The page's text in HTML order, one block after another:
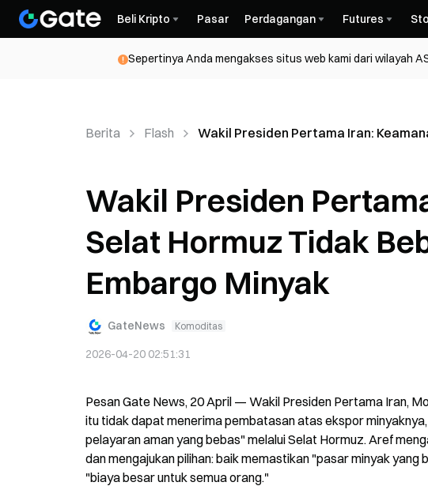
Beli Kripto Pasar Perdagangan Futures
Sepertinya Anda mengakses situs web kami dari wilayah
Berita Flash Wakil Presiden Pertama Iran:
Wakil Presiden
Selat Hormuz Tidak
Embargo Minyak
GateNews Komoditas
2026-04-20 02:51:31
Pesan Gate News, 20 April — Wakil Presiden Pertama Iran,
itu tidak dapat menerima pembatasan atas ekspor
pelayaran aman yang bebas" melalui Selat Hormuz. Aref
dan mengajukan pilihan: baik memastikan "pasar minyak
"biaya besar untuk semua orang."